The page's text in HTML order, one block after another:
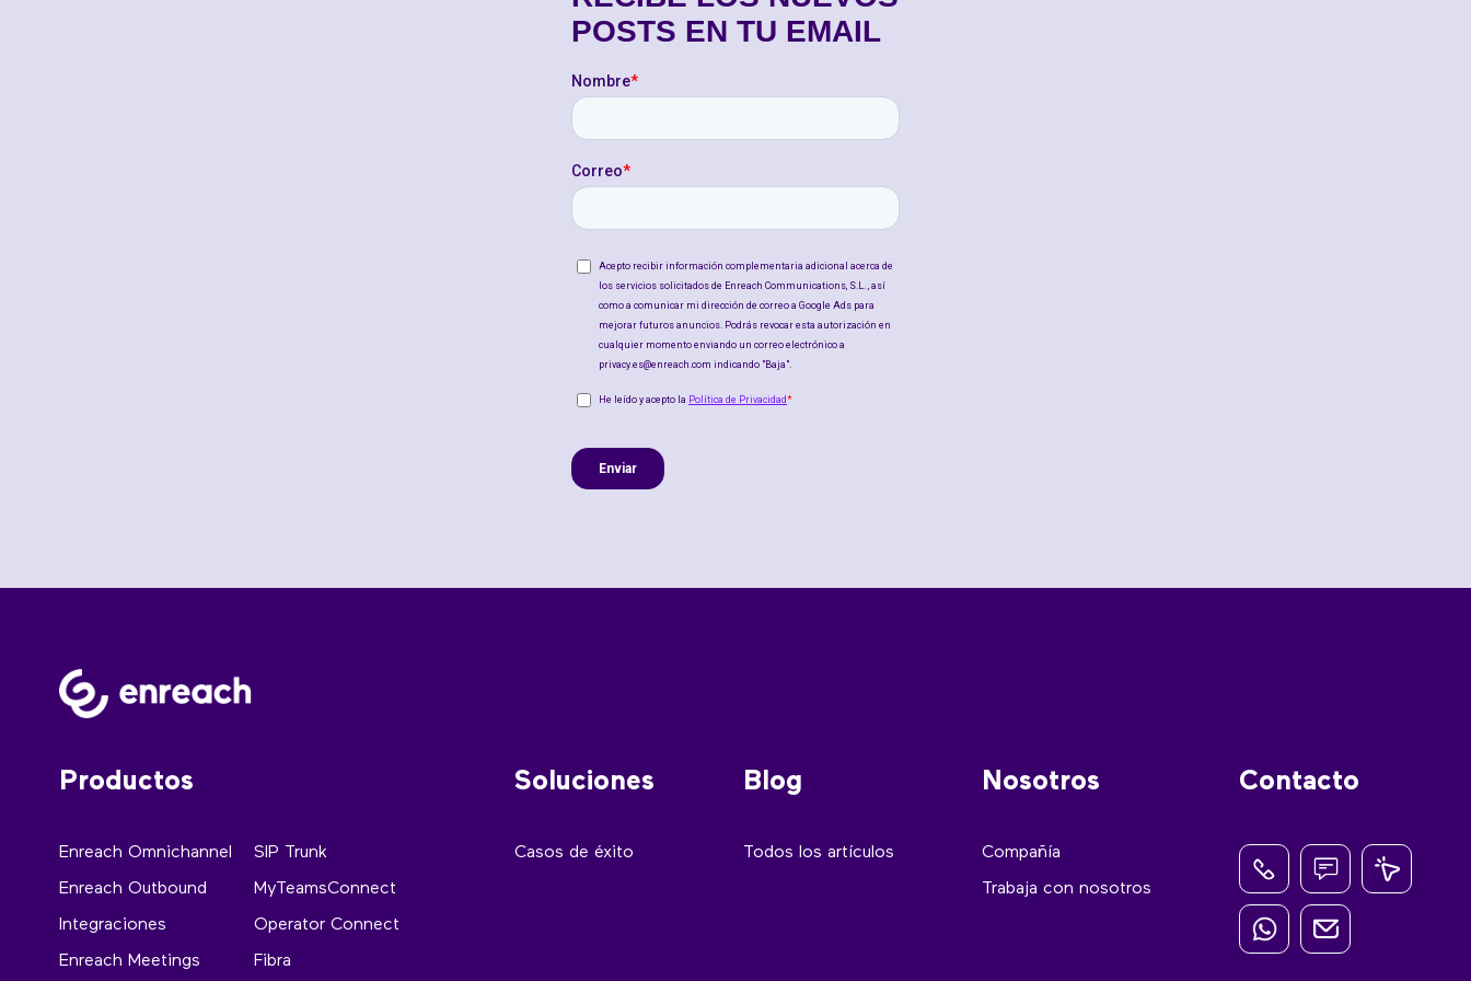
Productos
Enreach Omnichannel
Enreach Outbound
Integraciones
Enreach Meetings
SIP Trunk
MyTeamsConnect
Operator Connect
Fibra
Soluciones
Casos de éxito
Blog
Todos los artículos
Nosotros
Compañía
Trabaja con nosotros
Contacto